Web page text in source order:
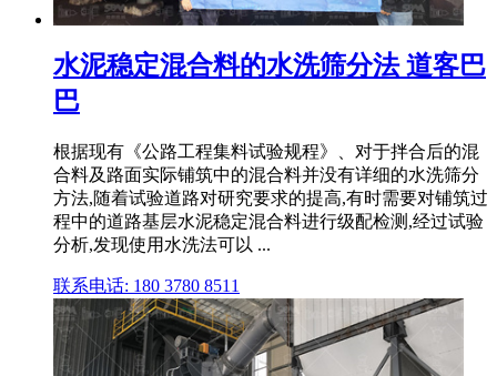
水泥稳定混合料的水洗筛分法 道客巴
巴
根据现有《公路工程集料试验规程》、对于拌合后的混
合料及路面实际铺筑中的混合料并没有详细的水洗筛分
方法,随着试验道路对研究要求的提高,有时需要对铺筑过
程中的道路基层水泥稳定混合料进行级配检测,经过试验
分析,发现使用水洗法可以 ...
联系电话: 180 3780 8511